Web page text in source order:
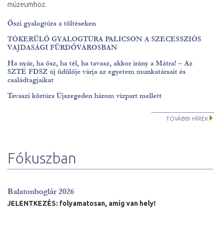
múzeumhoz.
Őszi gyalogtúra a töltéseken
TÓKERÜLŐ GYALOGTÚRA PALICSON A SZECESSZIÓS
VAJDASÁGI FÜRDŐVÁROSBAN
Ha nyár, ha ősz, ha tél, ha tavasz, akkor irány a Mátra! – Az
SZTE FDSZ új üdülője várja az egyetem munkatársait és
családtagjaikat
Tavaszi körtúra Újszegeden három vízpart mellett
TOVÁBBI HÍREK
Fókuszban
Balatonboglár 2026
JELENTKEZÉS: folyamatosan, amíg van hely!